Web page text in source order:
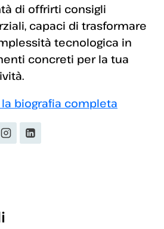
di offrirti consigli
capaci di trasformare
tecnologica in
concreti per la tua
la biografia completa